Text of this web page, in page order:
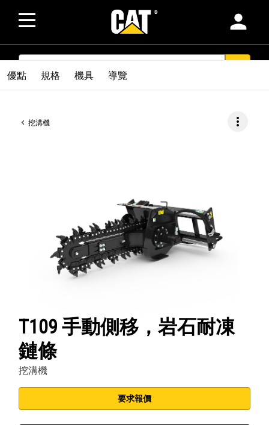
person
SEARCH
挖溝機 more_vert
T109 手動側移，岩石耐凍
鏈條
挖溝機
要求報價
優點 規格 機具 導覽